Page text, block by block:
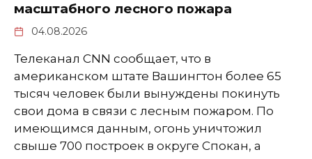
масштабного лесного пожара
04.08.2026
Телеканал CNN сообщает, что в
американском штате Вашингтон более 65
тысяч человек были вынуждены покинуть
свои дома в связи с лесным пожаром. По
имеющимся данным, огонь уничтожил
свыше 700 построек в округе Спокан, а